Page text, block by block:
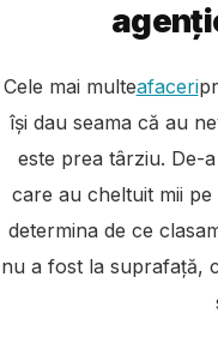
Cele mai multeafaceri
își dau seama că au
este prea târziu. De-
care au cheltuit mii
determina de ce
nu a fost la suprafață,